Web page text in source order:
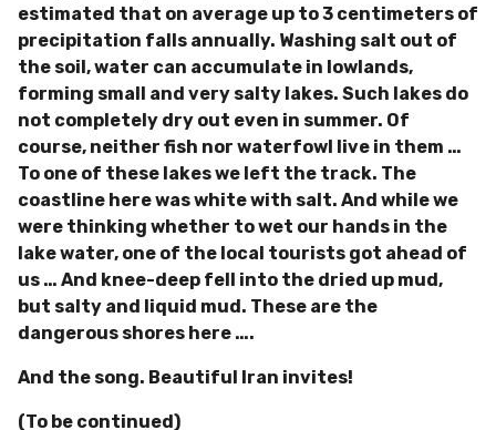
estimated that on average up to 3 centimeters of
precipitation falls annually. Washing salt out of
the soil, water can accumulate in lowlands,
forming small and very salty lakes. Such lakes do
not completely dry out even in summer. Of
course, neither fish nor waterfowl live in them …
To one of these lakes we left the track. The
coastline here was white with salt. And while we
were thinking whether to wet our hands in the
lake water, one of the local tourists got ahead of
us … And knee-deep fell into the dried up mud,
but salty and liquid mud. These are the
dangerous shores here ….
And the song. Beautiful Iran invites!
(To be continued)